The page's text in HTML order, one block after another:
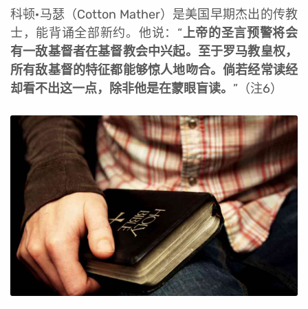
科顿·马瑟（Cotton Mather）是美国早期杰出的传教
士，能背诵全部新约。他说：“上帝的圣言预警将会
有一敌基督者在基督教会中兴起。至于罗马教皇权，
所有敌基督的特征都能够惊人地吻合。倘若经常读经
却看不出这一点，除非他是在蒙眼盲读。 ”（注6）